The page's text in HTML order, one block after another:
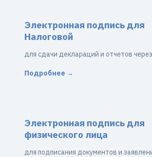
Электронная подпись для
Налоговой
для сдачи деклараций и отчетов
Подробнее →
Электронная подпись для
физического лица
для подписания документов и